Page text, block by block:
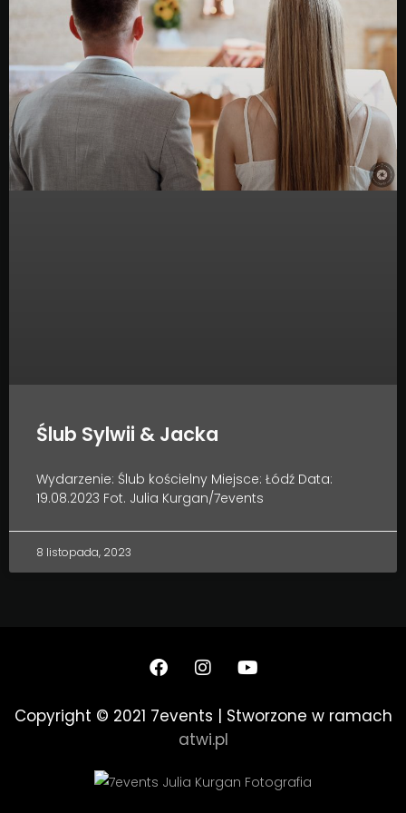
Ślub Sylwii & Jacka
Wydarzenie: Ślub kościelny Miejsce: Łódź Data:
19.08.2023 Fot. Julia Kurgan/7events
8 listopada, 2023
Copyright © 2021 7events | Stworzone w ramach
atwi.pl